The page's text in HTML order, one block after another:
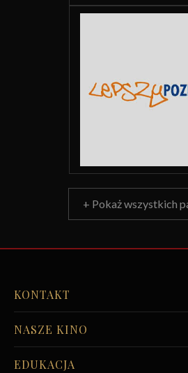
+ Pokaż wszystkich
KONTAKT
NASZE KINO
EDUKACJA